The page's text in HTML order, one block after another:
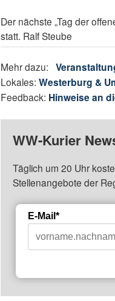
Der nächste „Tag der
statt. Ralf Steube
Mehr dazu:
Lokales:Westerburg &
Feedback: Hinweise an
WW-Kurier
Täglich um 20 Uhr
Stellenangebote der
E-Mail*